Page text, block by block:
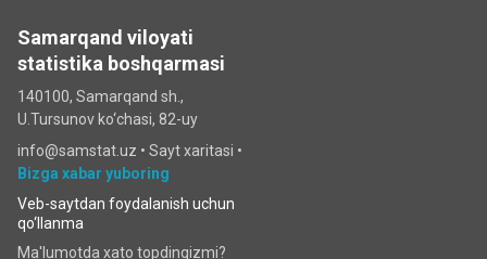
Samarqand viloyati
statistika boshqarmasi
140100, Samarqand sh.,
U.Tursunov ko‘chаsi, 82-uy
info@samstat.uz • Sayt xaritasi •
Bizga xabar yuboring
Veb-saytdan foydalanish uchun
qo‘llanma
Ma'lumotda xato topdingizmi?